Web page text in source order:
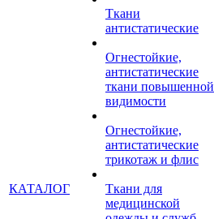
КАТАЛОГ
Ткани
антистатические
Огнестойкие,
антистатические
ткани повышенной
видимости
Огнестойкие,
антистатические
трикотаж и флис
Ткани для
медицинской